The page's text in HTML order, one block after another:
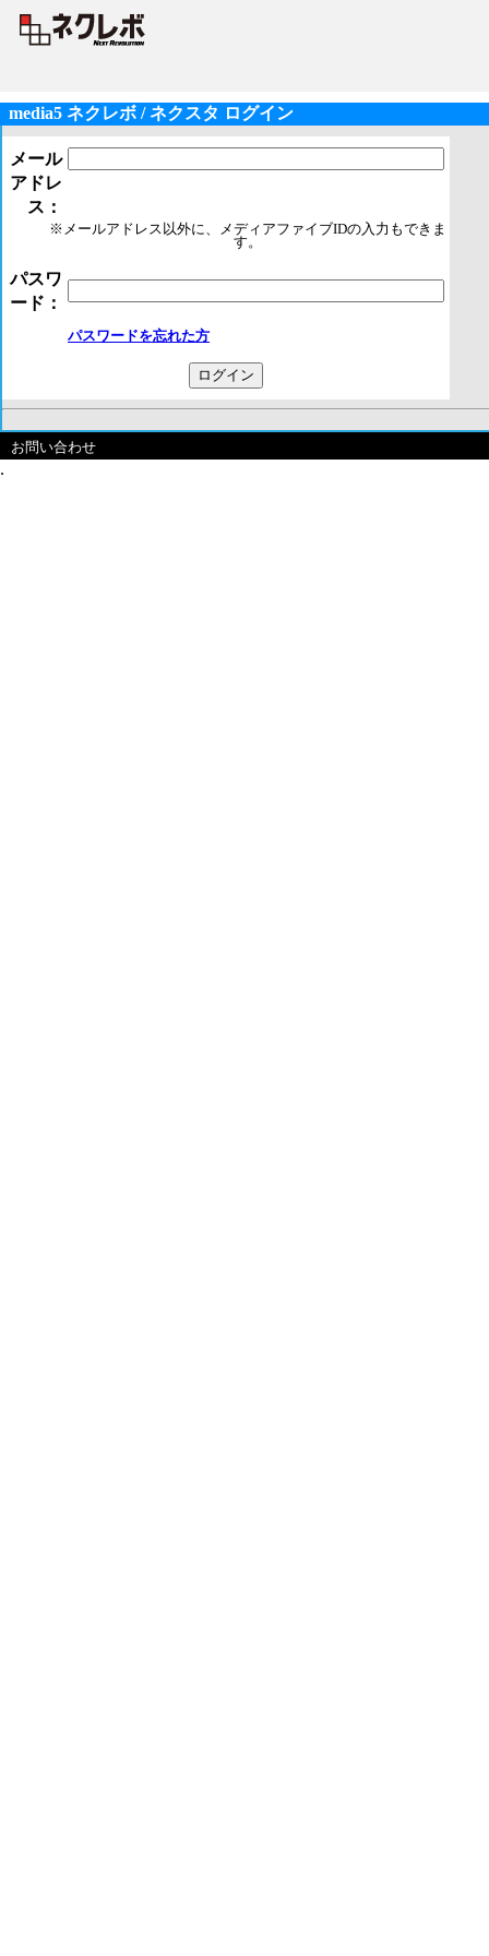
media5 ネクレボ / ネクスタ ログイン
メール
アドレ
ス：
※メールアドレス以外に、メディアファイブIDの入力もできま
す。
パスワ
ード：
パスワードを忘れた方
お問い合わせ
.